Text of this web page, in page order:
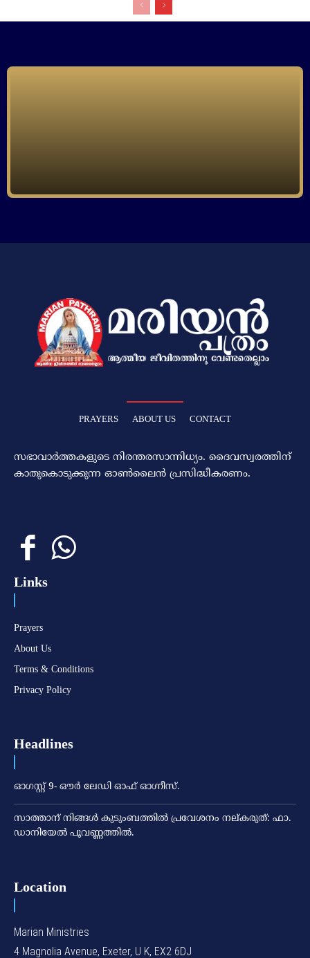
PRAYERS ABOUT US CONTACT
സഭാവാര്‍ത്തകളുടെ നിരന്തരസാന്നിധ്യം. ദൈവസ്വരത്തിന്‌
കാതുകൊടുക്കുന്ന ഓണ്‍ലൈന്‍ പ്രസിദ്ധീകരണം.
Links
Prayers
About Us
Terms & Conditions
Privacy Policy
Headlines
ഓഗസ്റ്റ് 9- ഔര്‍ ലേഡി ഓഫ് ഓഗ്നീസ്.
സാത്താന് നിങ്ങള്‍ കുടുംബത്തില്‍ പ്രവേശനം നല്കരുത്: ഫാ.
ഡാനിയേല്‍ പൂവണ്ണത്തില്‍.
Location
Marian Ministries
4 Magnolia Avenue, Exeter, U K, EX2 6DJ